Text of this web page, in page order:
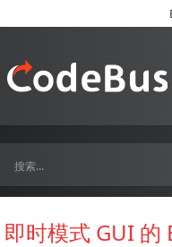
即时模式 GUI 的